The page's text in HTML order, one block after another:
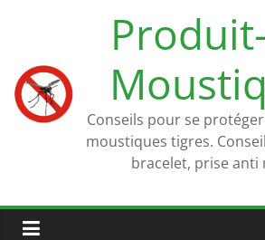
Conseils pour se
moustiques tigres.
bracelet, prise anti